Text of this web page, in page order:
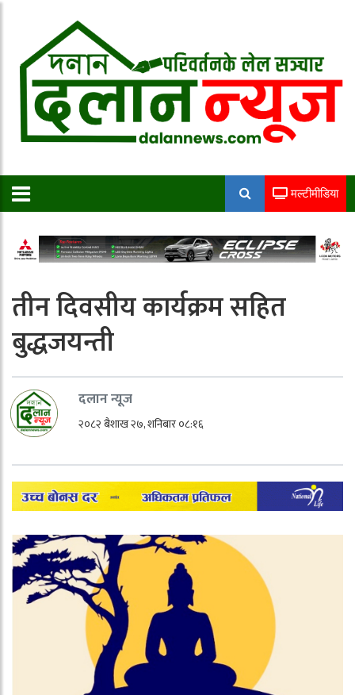
मल्टीमीडिया
तीन दिवसीय कार्यक्रम सहित
बुद्धजयन्ती
दलान न्यूज
२०८२ बैशाख २७, शनिबार ०८:१६